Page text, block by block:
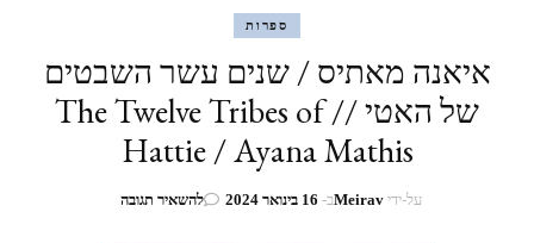
ספרות
איאנה מאתיס / שנים עשר השבטים
של האטי // The Twelve Tribes of
Hattie / Ayana Mathis
על-ידיMeiravב- 16 בינואר 2024 להשאיר תגובהבנושא